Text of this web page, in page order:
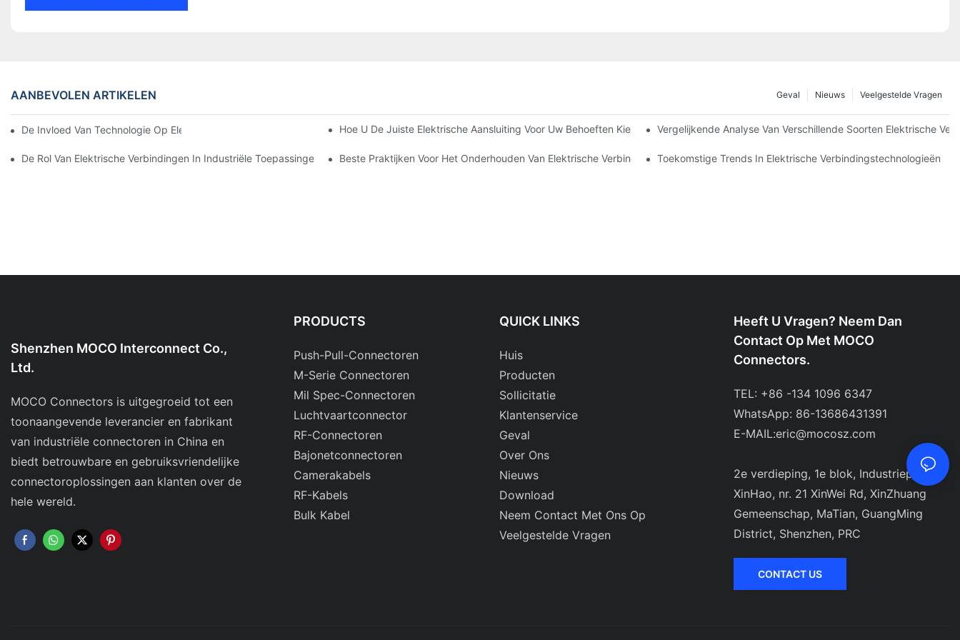
AANBEVOLEN ARTIKELEN Veelgestelde Vragen
Nieuws
Geval
De Invloed Van Technologie Op Elektrische Verbindingen In ElektronicaHoe U De Juiste Elektrische Aansluiting Voor Uw Behoeften Kiest Vergelijkende Analyse Van Verschillende Soorten Elektrische
De Rol Van Elektrische Verbindingen In Industriële Toepassingen Beste Praktijken Voor Het Onderhouden Van Elektrische VerbindingenToekomstige Trends In Elektrische Verbindingstechnologieën
Shenzhen MOCO Interconnect Co.,
Ltd.
MOCO Connectors is uitgegroeid tot een
toonaangevende leverancier en fabrikant
van industriële connectoren in China en
biedt betrouwbare en gebruiksvriendelijke
connectoroplossingen aan klanten over de
hele wereld.
PRODUCTS
Push-Pull-Connectoren
M-Serie Connectoren
Mil Spec-Connectoren
Luchtvaartconnector
RF-Connectoren
Bajonetconnectoren
Camerakabels
RF-Kabels
Bulk Kabel
QUICK LINKS
Huis
Producten
Sollicitatie
Klantenservice
Geval
Over Ons
Nieuws
Download
Neem Contact Met Ons Op
Veelgestelde Vragen
Heeft U Vragen? Neem Dan
Contact Op Met MOCO
Connectors.
TEL: +86 -134 1096 6347
WhatsApp: 86-13686431391
E-MAIL:eric@mocosz.com
2e verdieping, 1e blok, Industriepark
XinHao, nr. 21 XinWei Rd, XinZhuang
Gemeenschap, MaTian, ​​GuangMing
District, Shenzhen, PRC
CONTACT US